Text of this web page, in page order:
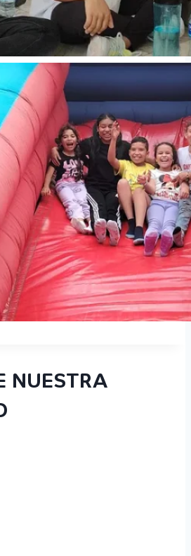
NUESTRA